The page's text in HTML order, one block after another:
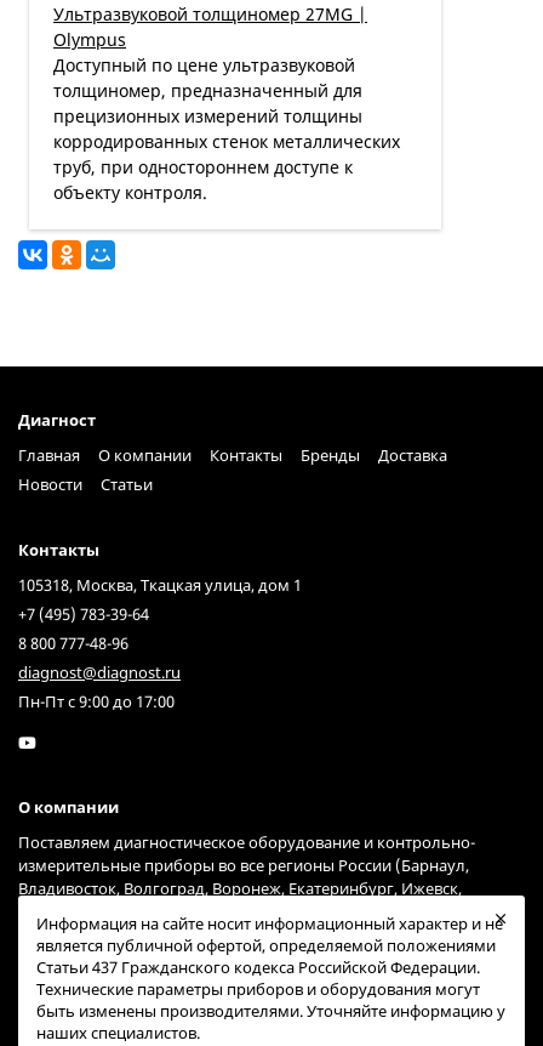
Ультразвуковой толщиномер 27MG |
Olympus
Доступный по цене ультразвуковой
толщиномер, предназначенный для
прецизионных измерений толщины
корродированных стенок металлических
труб, при одностороннем доступе к
объекту контроля.
Диагност
Главная
О компании Контакты Бренды
Доставка
Новости
Статьи
Контакты
105318, Москва, Ткацкая улица, дом 1
+7 (495) 783-39-64
8 800 777-48-96
diagnost@diagnost.ru
Пн-Пт с 9:00 до 17:00
О компании
Поставляем диагностическое оборудование и контрольно-
измерительные приборы во все регионы России (Барнаул,
Владивосток, Волгоград, Воронеж, Екатеринбург, Ижевск,
Новгород, Новосибирск, Омск, Пермь, Ростов-на-Дону, Самара,
Санкт-Петербург, Саратов, Тольятти, Тюмень, Ульяновск, Уфа,
Хабаровск, Челябинск, Ярославль) через курьерские службы
Гарантпост и СДЭК (возможна доставка и через другие сервисы).
Информация на сайте носит информационный характер и не
является публичной офертой, определяемой положениями
Статьи 437 Гражданского кодекса Российской Федерации.
Технические параметры приборов и оборудования могут
быть изменены производителями. Уточняйте информацию у
наших специалистов.